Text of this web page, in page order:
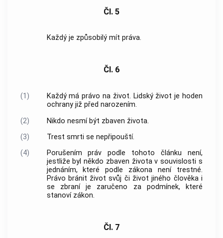
Čl. 5
Každý je způsobilý mít práva.
Čl. 6
(1)
Každý má právo na život. Lidský život je hoden
ochrany již před narozením.
(2)
Nikdo nesmí být zbaven života.
(3)
Trest smrti se nepřipouští.
(4)
Porušením práv podle tohoto článku není,
jestliže byl někdo zbaven života v souvislosti s
jednáním, které podle zákona není trestné.
Právo bránit život svůj či život jiného člověka i
se zbraní je zaručeno za podmínek, které
stanoví zákon.
Čl. 7